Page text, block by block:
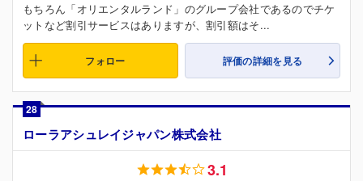
もちろん「オリエンタルランド」のグループ会社であるのでチケ
ットなど割引サービスはありますが、割引額はそ...
フォロー 評価の詳細を見る
28
ローラアシュレイジャパン株式会社
3.1